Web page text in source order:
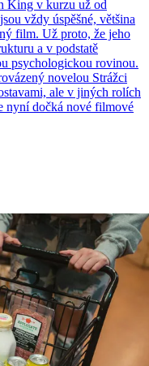
King v kurzu už od
vždy úspěšné, většina
film. Už proto, že jeho
a v podstatě
psychologickou rovinou.
novelou Strážci
ale v jiných rolích
nyní dočká nové filmové